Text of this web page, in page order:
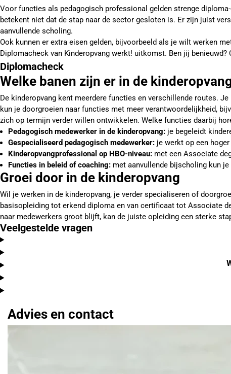
Voor functies als pedagogisch professional gelden strenge
betekent niet dat de stap naar de sector gesloten is. Er zijn juist
aanvullende scholing.
Ook kunnen er extra eisen gelden, bijvoorbeeld als je wilt werken
Diplomacheck van Kinderopvang werkt! uitkomst. Ben jij benieuwd?
Diplomacheck
Welke banen zijn er in de
De kinderopvang kent meerdere functies en verschillende routes.
kun je doorgroeien naar functies met meer verantwoordelijkheid,
zich op termijn verder willen ontwikkelen. Welke functies daarbij
Pedagogisch medewerker in de kinderopvang: je begeleidt
Gespecialiseerd pedagogisch medewerker: je werkt op een
Kinderopvangprofessional op HBO-niveau: met een Associate
Functies in beleid of coaching: met aanvullende bijscholing kun
Groei door in de kinderopvang
Wil je werken in de kinderopvang, je verder specialiseren of
basisopleiding tot erkend diploma en van certificaat tot Associate
naar medewerkers groot blijft, kan de juiste opleiding een sterke
Veelgestelde vragen
Advies en contact